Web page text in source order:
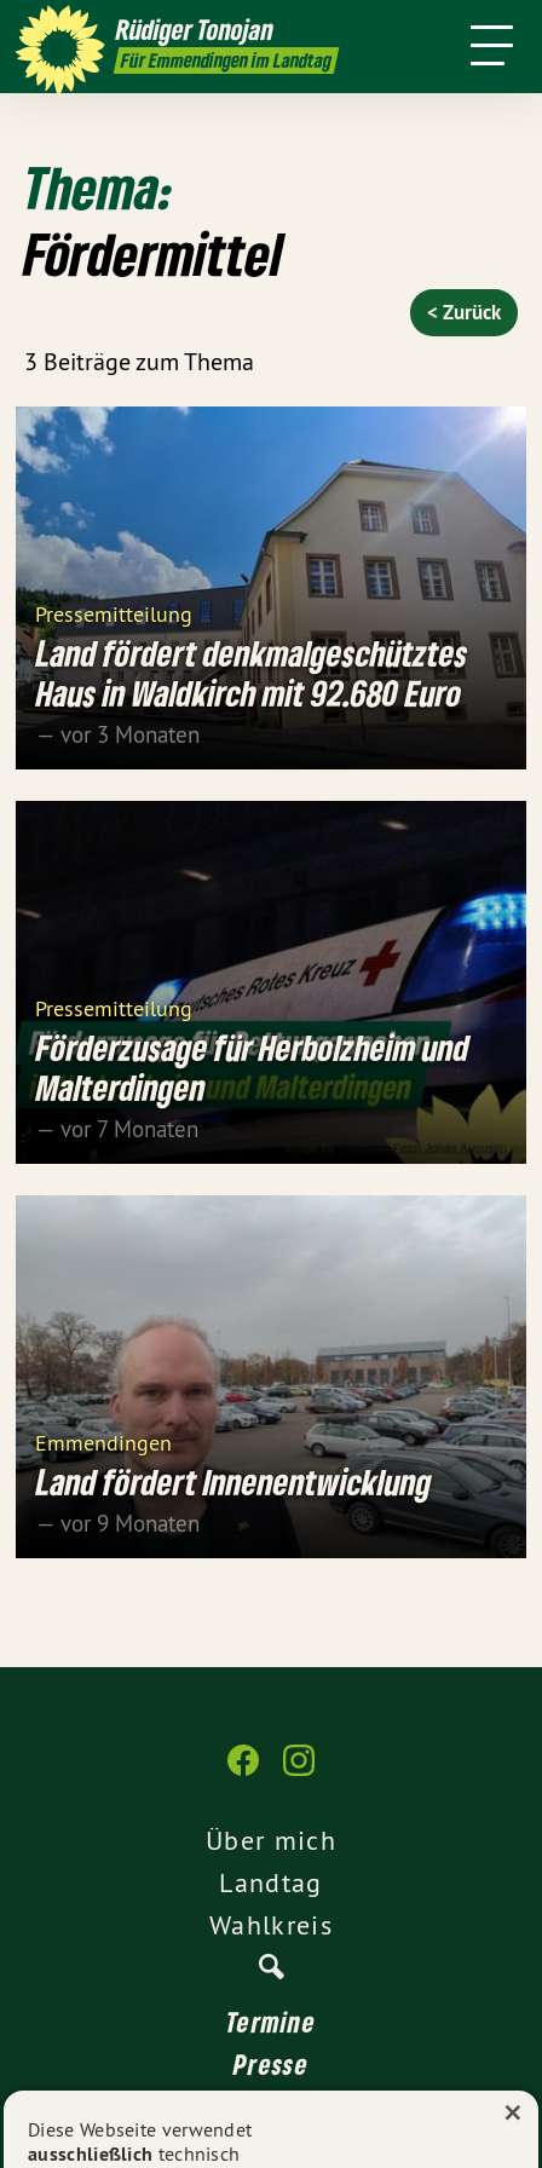
RüdigerTonojan
Für Emmendingen im Landtag
Termine Presse
Über mich Landtag
Thema:
Fördermittel
3 Beiträge zum Thema
< Zurück
Pressemitteilung
Land fördert denkmalgeschütztes
Haus in Waldkirch mit 92.680 Euro
— vor 3 Monaten
Pressemitteilung
Förderzusage für Herbolzheim und
Malterdingen
— vor 7 Monaten
Emmendingen
Land fördert Innenentwicklung
— vor 9 Monaten
Über mich
Landtag
Wahlkreis
Termine
Presse
Impressum
Diese Webseite verwendet
ausschließlich technisch
×